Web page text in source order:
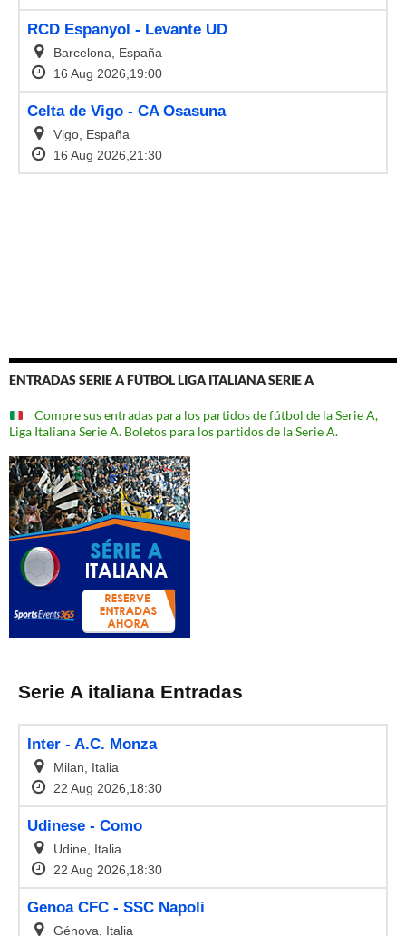
ENTRADAS SERIE A FÚTBOL LIGA ITALIANA SERIE A
Compre sus entradas para los partidos de fútbol de la Serie A,
Liga Italiana Serie A. Boletos para los partidos de la Serie A.